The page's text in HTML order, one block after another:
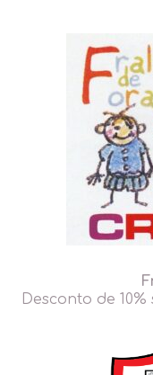
Desconto de